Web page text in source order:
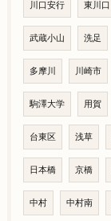
川口安行 東川口
武蔵小山 洗足
多摩川 川崎市
駒澤大学 用賀
台東区 浅草
日本橋 京橋
中村 中村南